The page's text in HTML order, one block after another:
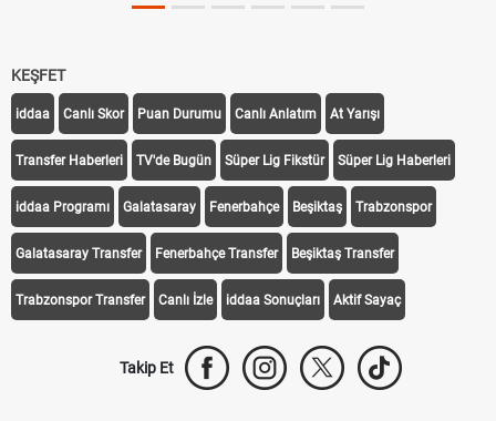
KEŞFET
iddaa Canlı Skor Puan Durumu Canlı Anlatım At Yarışı
Transfer Haberleri TV'de Bugün Süper Lig Fikstür Süper Lig Haberleri
iddaa Programı Galatasaray Fenerbahçe Beşiktaş Trabzonspor
Galatasaray Transfer Fenerbahçe Transfer Beşiktaş Transfer
Trabzonspor Transfer Canlı İzle iddaa Sonuçları Aktif Sayaç
Takip Et